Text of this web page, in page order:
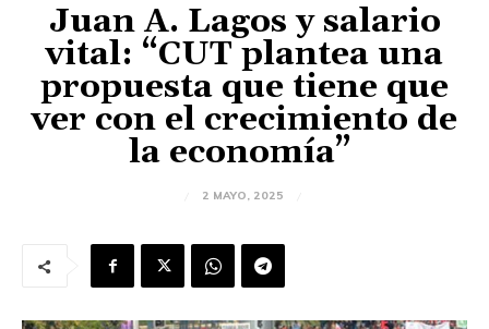
Juan A. Lagos y salario
vital: “CUT plantea una
propuesta que tiene que
ver con el crecimiento de
la economía”
2 MAYO, 2025